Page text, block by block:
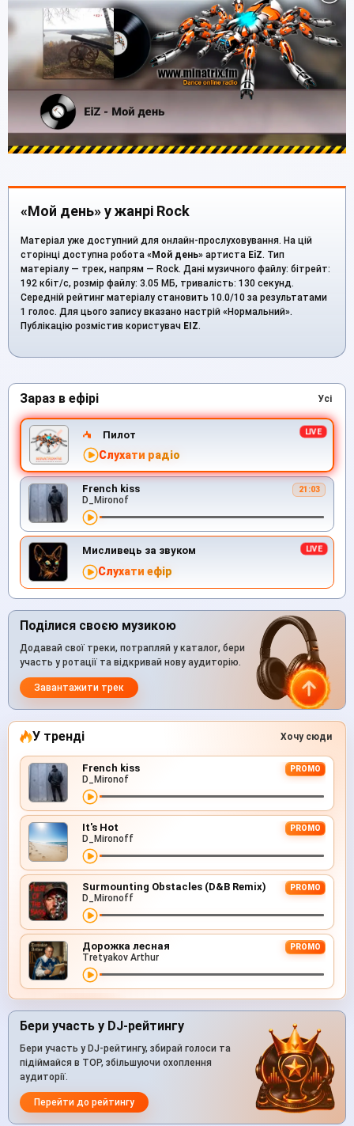
«Мой день» у жанрі Rock
Матеріал уже доступний для онлайн-прослуховування. На цій
сторінці доступна робота «Мой день» артиста EiZ. Тип
матеріалу — трек, напрям — Rock. Дані музичного файлу: бітрейт:
192 кбіт/с, розмір файлу: 3.05 МБ, тривалість: 130 секунд.
Середній рейтинг матеріалу становить 10.0/10 за результатами
1 голос. Для цього запису вказано настрій «Нормальний».
Публікацію розмістив користувач EIZ.
Зараз в ефірі Усі
Пилот
Слухати радіо
French kiss 21:03
D_Mironof
Мисливець за звуком
Слухати ефір
Поділися своєю музикою
Додавай свої треки, потрапляй у каталог, бери
участь у ротації та відкривай нову аудиторію.
Завантажити трек
У тренді Хочу сюди
French kiss PROMO
D_Mironof
It's Hot PROMO
D_Mironoff
Surmounting Obstacles (D&B Remix) PROMO
D_Mironoff
Дорожка лесная PROMO
Tretyakov Arthur
Бери участь у DJ-рейтингу
Бери участь у DJ-рейтингу, збирай голоси та
підіймайся в TOP, збільшуючи охоплення
аудиторії.
Перейти до рейтингу